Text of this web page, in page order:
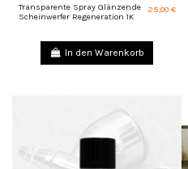
Transparente Spray Glänzende
Scheinwerfer Regeneration 1K
25,00 €
In den Warenkorb